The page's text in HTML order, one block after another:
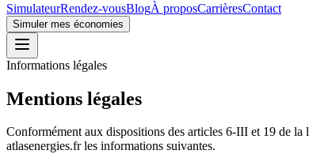
SimulateurRendez-vousBlogÀ proposCarrièresContact
Simuler mes économies
Informations légales
Mentions légales
Conformément aux dispositions des articles 6-III et 19 de
atlasenergies.fr les informations suivantes.